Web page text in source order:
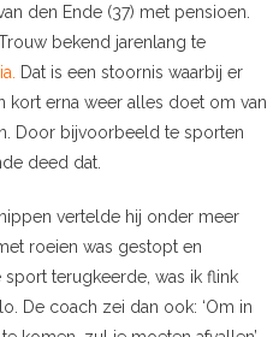
den Ende (37) met pensioen.
bekend jarenlang te
Dat is een stoornis waarbij er
kort erna weer alles doet om van
Door bijvoorbeeld te sporten
deed dat.
vertelde hij onder meer
roeien was gestopt en
terugkeerde, was ik flink
De coach zei dan ook: ‘Om in